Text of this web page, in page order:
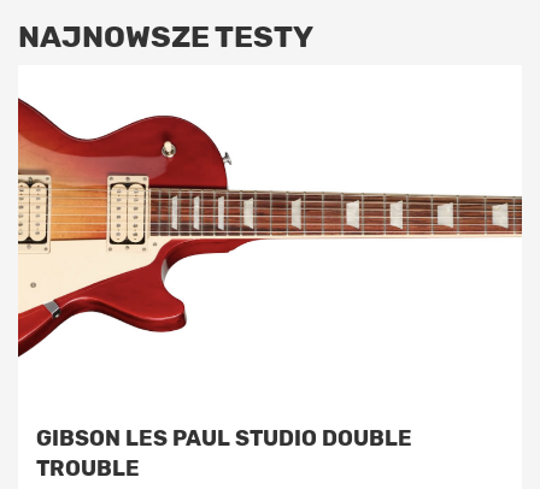
NAJNOWSZE TESTY
GIBSON LES PAUL STUDIO DOUBLE
TROUBLE